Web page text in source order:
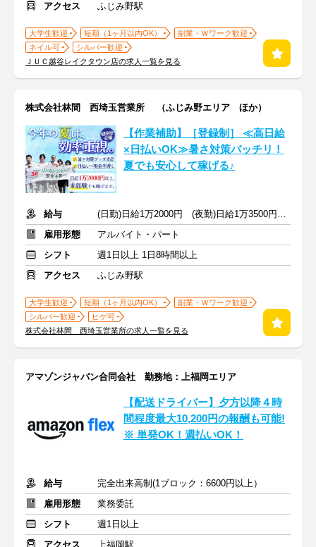
アクセス
ふじみ野駅
大学生歓迎 短期（1ヶ月以内OK）
副業・Ｗワーク歓迎
ネイル可
シルバー歓迎
ＪＵＣ越谷レイクタウン店の求人一覧を見る
株式会社林間 西埼玉営業所 （ふじみ野エリア ほか）
【作業補助】［登録制］ ≪高日給
×日払いOK≫暑さ対策バッチリ！
夏でも安心して稼げる♪
給与
(日勤)日給1万2000円 (夜勤)日給1万3500円 ※交通費支給
雇用形態
アルバイト・パート
シフト
週1日以上 1日8時間以上
アクセス
ふじみ野駅
大学生歓迎 短期（1ヶ月以内OK）
副業・Ｗワーク歓迎
シルバー歓迎
ヒゲ可
株式会社林間 西埼玉営業所の求人一覧を見る
アマゾンジャパン合同会社 勤務地：上福岡エリア
【配送ドライバー】夕方以降４時
間程度最大10,200円の報酬も可能!
※ 単発OK！週払いOK！
給与
完全出来高制(1ブロック：6600円以上）
雇用形態
業務委託
シフト
週1日以上
アクセス
上福岡駅